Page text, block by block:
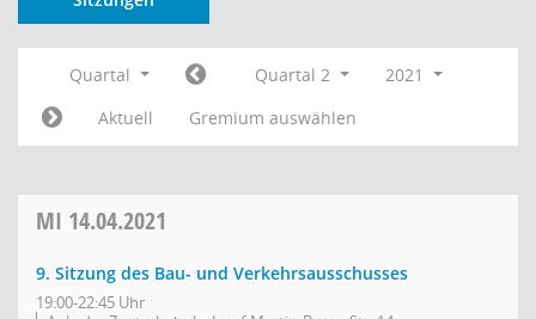
Quartal Quartal 2
2021
Aktuell
Gremium auswählen
MI 14.04.2021
9. Sitzung des Bau- und Verkehrsausschusses
19:00-22:45 Uhr